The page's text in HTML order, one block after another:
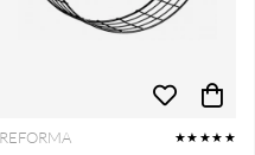
REFORMA ★★★★★